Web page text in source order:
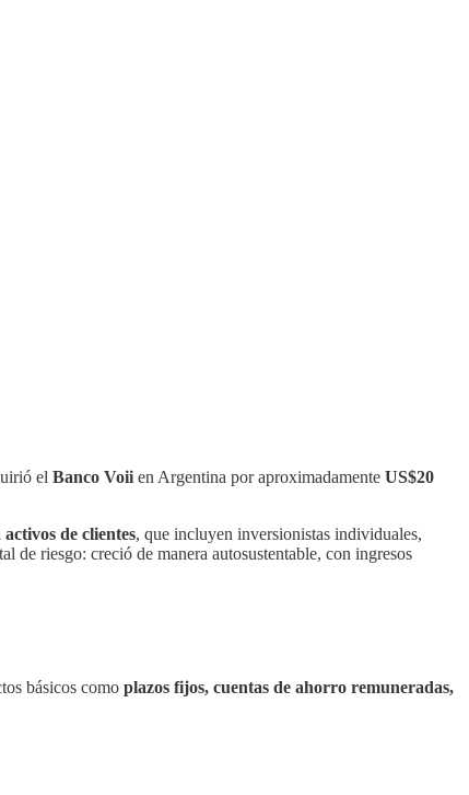
el Banco Voii en Argentina por aproximadamente US$20
de clientes, que incluyen inversionistas individuales,
de riesgo: creció de manera autosustentable, con ingresos
básicos como plazos fijos, cuentas de ahorro remuneradas,